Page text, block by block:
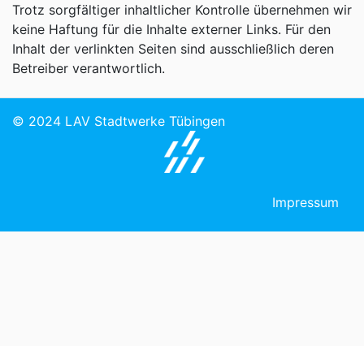
Trotz sorgfältiger inhaltlicher Kontrolle übernehmen wir
keine Haftung für die Inhalte externer Links. Für den
Inhalt der verlinkten Seiten sind ausschließlich deren
Betreiber verantwortlich.
© 2024 LAV Stadtwerke Tübingen
Impressum